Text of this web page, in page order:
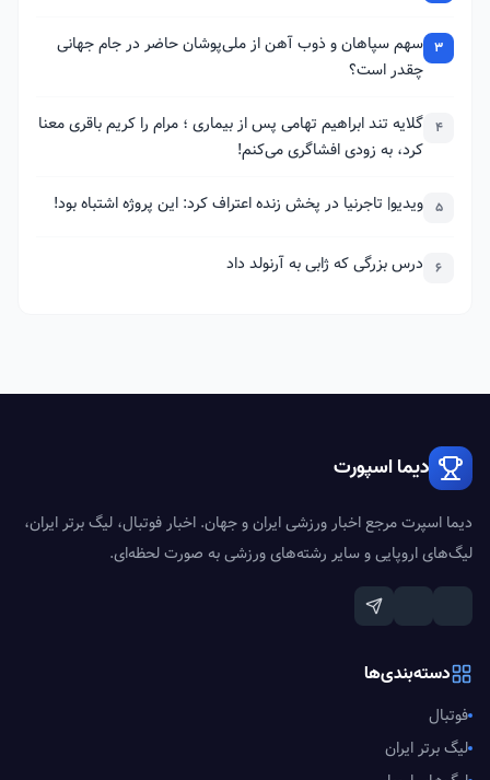
3 سهم سپاهان و ذوب آهن از ملی‌پوشان حاضر در جام جهانی
چقدر است؟
4 گلایه تند ابراهیم تهامی پس از بیماری ؛ مرام را کریم باقری معنا
کرد، به زودی افشاگری می‌کنم!
5 ویدیو| تاجرنیا در پخش زنده اعتراف کرد: این پروژه اشتباه بود!
6 درس بزرگی که ژابی به آرنولد داد
دیما اسپورت
دیما اسپرت مرجع اخبار ورزشی ایران و جهان. اخبار فوتبال، لیگ برتر ایران،
لیگ‌های اروپایی و سایر رشته‌های ورزشی به صورت لحظه‌ای.
دسته‌بندی‌ها
فوتبال
لیگ برتر ایران